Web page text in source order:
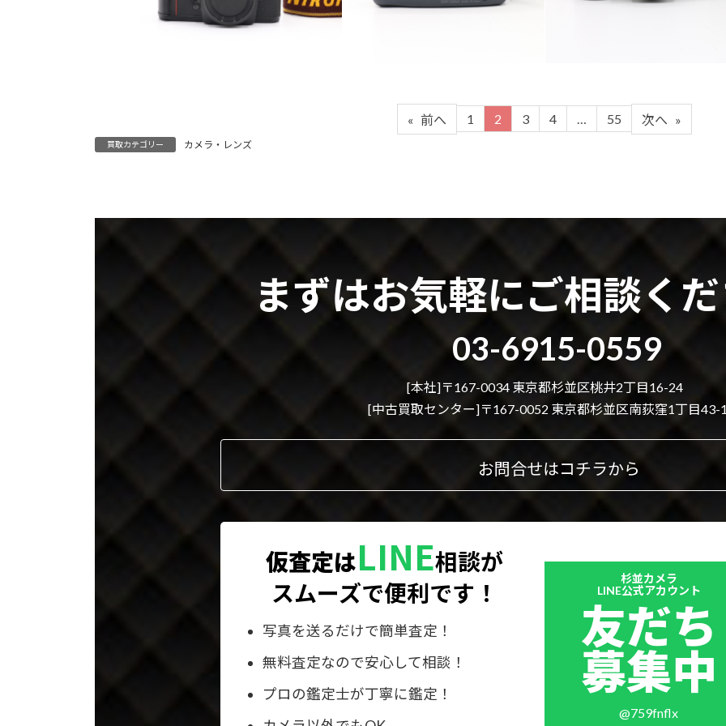
« 前へ 1 2 3 4 … 55 次へ »
買取カテゴリー カメラ・レンズ
まずはお気軽にご相談く
03-6915-0559
ル
ク
[本社]〒167-0034 東京都杉並区桃井2丁目16-24
[中古買取センター]〒167-0052 東京都杉並区南荻窪1丁目43-
お問合せはコチラから
仮査定はLINE相談が
スムーズで便利です！
写真を送るだけで簡単査定！
無料査定なので安心して相談！
プロの鑑定士が丁寧に鑑定！
杉並カメラ
LINE公式アカウント
友だち
募集中
@759fnflx